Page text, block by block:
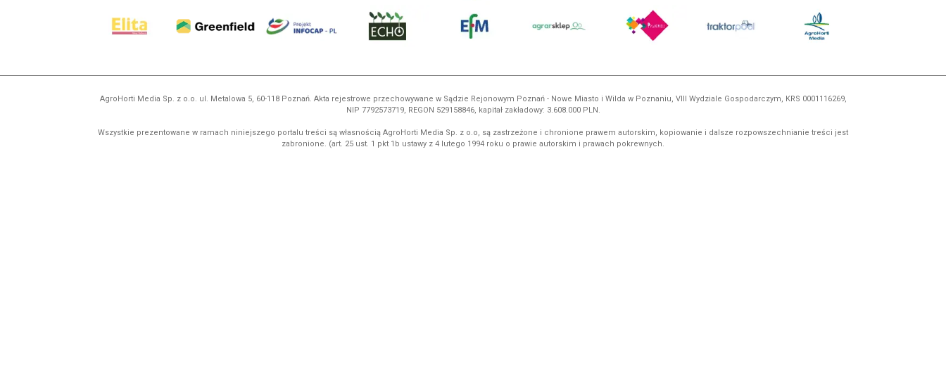
AgroHorti Media Sp. z o.o. ul. Metalowa 5, 60-118 Poznań. Akta rejestrowe przechowywane w Sądzie Rejonowym Poznań - Nowe Miasto i Wilda w Poznaniu, VIII Wydziale Gospodarczym, KRS 0001116269,
NIP 7792573719, REGON 529158846, kapitał zakładowy: 3.608.000 PLN.
Wszystkie prezentowane w ramach niniejszego portalu treści są własnością AgroHorti Media Sp. z o.o, są zastrzeżone i chronione prawem autorskim, kopiowanie i dalsze rozpowszechnianie treści jest
zabronione. (art. 25 ust. 1 pkt 1b ustawy z 4 lutego 1994 roku o prawie autorskim i prawach pokrewnych.